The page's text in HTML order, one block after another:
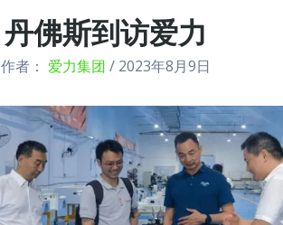
丹佛斯到访爱力
作者： 爱力集团 / 2023年8月9日